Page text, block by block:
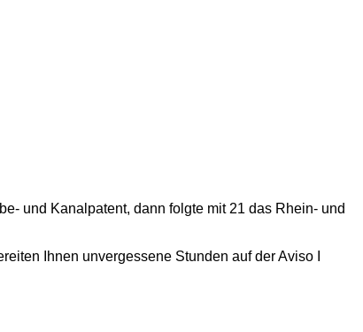
und Kanalpatent, dann folgte mit 21 das Rhein- und
Ihnen unvergessene Stunden auf der Aviso I